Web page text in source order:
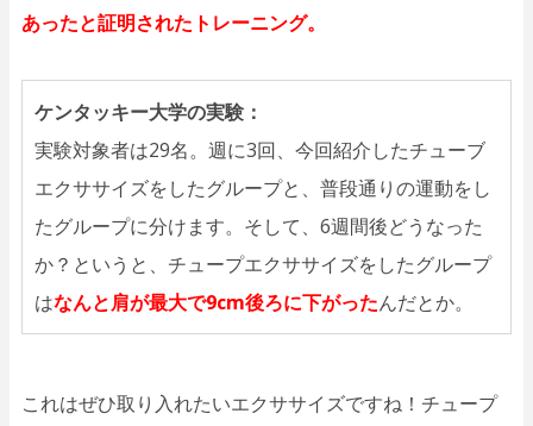
あったと証明されたトレーニング。
ケンタッキー大学の実験：
実験対象者は29名。週に3回、今回紹介したチューブ
エクササイズをしたグループと、普段通りの運動をし
たグループに分けます。そして、6週間後どうなった
か？というと、チュープエクササイズをしたグループ
はなんと肩が最大で9cm後ろに下がったんだとか。
これはぜひ取り入れたいエクササイズですね！チュープ